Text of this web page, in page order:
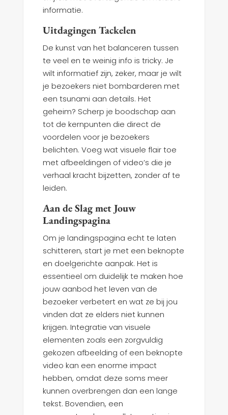
informatie.
Uitdagingen Tackelen
De kunst van het balanceren tussen
te veel en te weinig info is tricky. Je
wilt informatief zijn, zeker, maar je wilt
je bezoekers niet bombarderen met
een tsunami aan details. Het
geheim? Scherp je boodschap aan
tot de kernpunten die direct de
voordelen voor je bezoekers
belichten. Voeg wat visuele flair toe
met afbeeldingen of video’s die je
verhaal kracht bijzetten, zonder af te
leiden.
Aan de Slag met Jouw
Landingspagina
Om je landingspagina echt te laten
schitteren, start je met een beknopte
en doelgerichte aanpak. Het is
essentieel om duidelijk te maken hoe
jouw aanbod het leven van de
bezoeker verbetert en wat ze bij jou
vinden dat ze elders niet kunnen
krijgen. Integratie van visuele
elementen zoals een zorgvuldig
gekozen afbeelding of een beknopte
video kan een enorme impact
hebben, omdat deze soms meer
kunnen overbrengen dan een lange
tekst. Bovendien, een